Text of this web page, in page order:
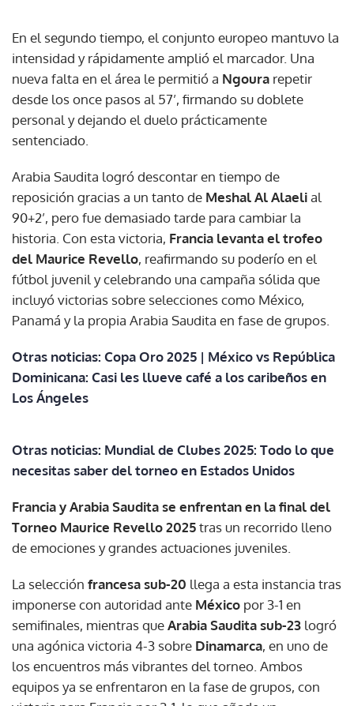
En el segundo tiempo, el conjunto europeo mantuvo la
intensidad y rápidamente amplió el marcador. Una
nueva falta en el área le permitió a Ngoura repetir
desde los once pasos al 57’, firmando su doblete
personal y dejando el duelo prácticamente
sentenciado.
Arabia Saudita logró descontar en tiempo de
reposición gracias a un tanto de Meshal Al Alaelial
90+2’, pero fue demasiado tarde para cambiar la
historia. Con esta victoria, Francia levanta el trofeo
del Maurice Revello, reafirmando su poderío en el
fútbol juvenil y celebrando una campaña sólida que
incluyó victorias sobre selecciones como México,
Panamá y la propia Arabia Saudita en fase de grupos.
Otras noticias: Copa Oro 2025 | México vs República
Dominicana: Casi les llueve café a los caribeños en
Los Ángeles
Otras noticias: Mundial de Clubes 2025: Todo lo que
necesitas saber del torneo en Estados Unidos
Francia y Arabia Saudita se enfrentan en la final del
Torneo Maurice Revello 2025tras un recorrido lleno
de emociones y grandes actuaciones juveniles.
La selección francesa sub-20 llega a esta instancia tras
imponerse con autoridad ante México por 3-1 en
semifinales, mientras queArabia Saudita sub-23 logró
una agónica victoria 4-3 sobre Dinamarca, en uno de
los encuentros más vibrantes del torneo. Ambos
equipos ya se enfrentaron en la fase de grupos, con